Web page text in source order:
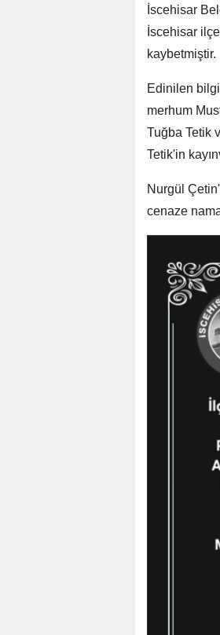
İscehisar
İscehisar
kaybetmiştir.
Edinilen
merhum
Tuğba Tetik
Tetik'in
Nurgül
cenaze